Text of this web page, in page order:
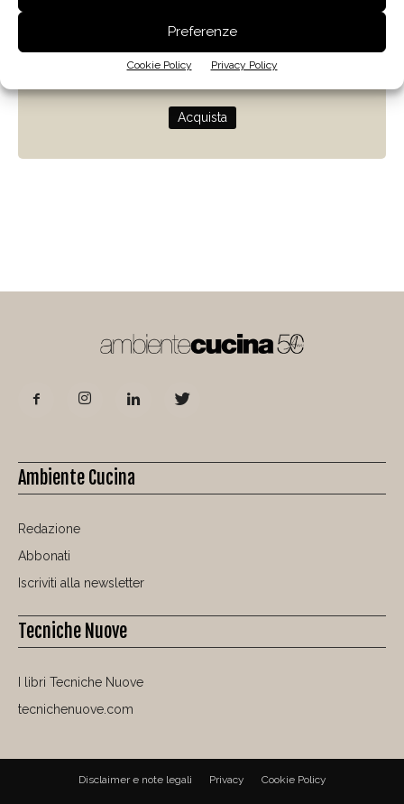
Preferenze
Cookie Policy Privacy Policy
Progettare con la luce naturale
di Giulio Camiz
Acquista
Ambiente Cucina
Redazione
Abbonati
Iscriviti alla newsletter
Tecniche Nuove
I libri Tecniche Nuove
tecnichenuove.com
Disclaimer e note legali Privacy Cookie Policy